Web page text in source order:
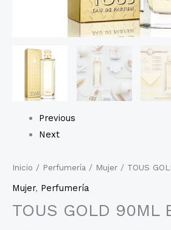
Previous
Next
Inicio / Perfumería / Mujer / TOUS
Mujer, Perfumería
TOUS GOLD 90ML